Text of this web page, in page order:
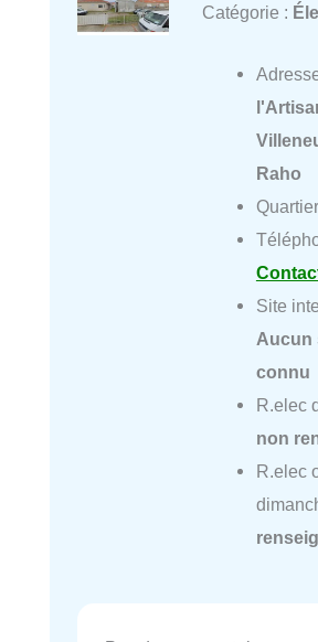
Catégorie :
Raho
Site
Aucun
connu
R.elec
non
R.elec